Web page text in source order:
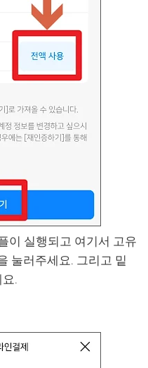
이 실행되고 여기서 고유
눌러주세요. 그리고 밑
.